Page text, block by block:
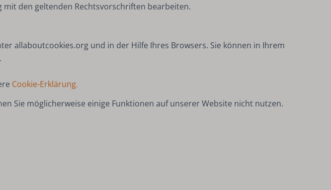
den geltenden Rechtsvorschriften bearbeiten.
allaboutcookies.org und in der Hilfe Ihres Browsers. Sie können in Ihrem
Cookie-Erklärung.
Sie möglicherweise einige Funktionen auf unserer Website nicht nutzen.